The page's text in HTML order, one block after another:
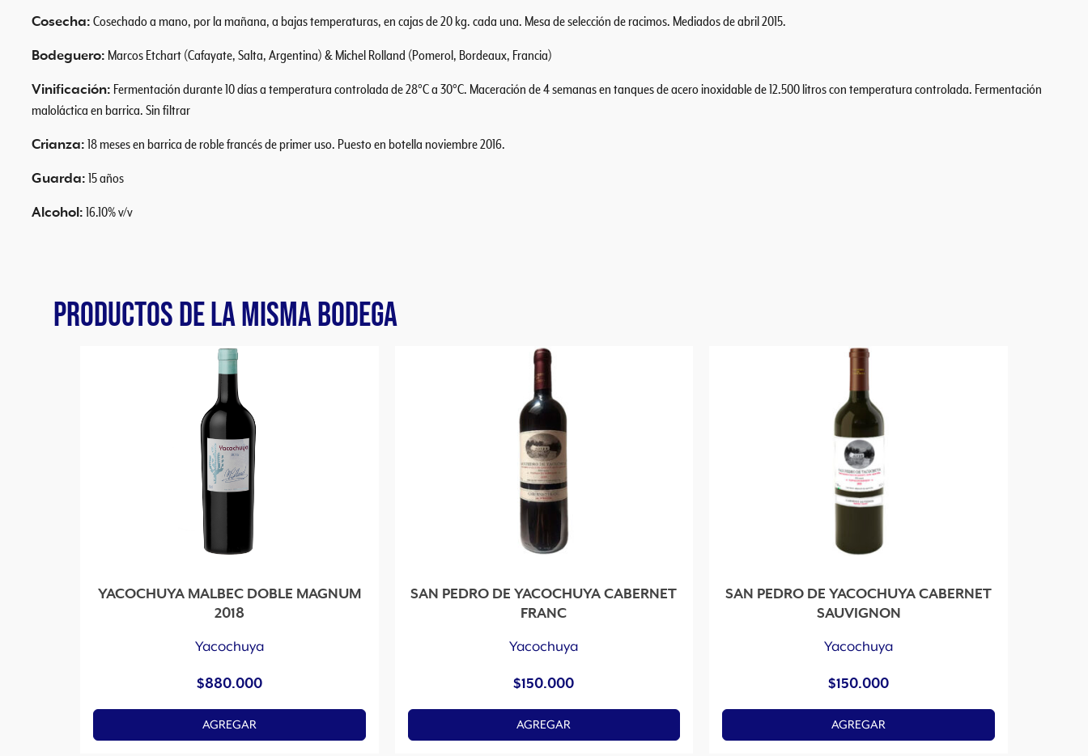
Cosecha: Cosechado a mano, por la mañana, a bajas temperaturas, en cajas de 20 kg. cada una. Mesa de selección de racimos. Mediados de abril 2015.
Bodeguero: Marcos Etchart (Cafayate, Salta, Argentina) & Michel Rolland (Pomerol, Bordeaux, Francia)
Vinificación: Fermentación durante 10 días a temperatura controlada de 28°C a 30°C. Maceración de 4 semanas en tanques de acero inoxidable de 12.500 litros con temperatura controlada. Fermentación
maloláctica en barrica. Sin filtrar
Crianza: 18 meses en barrica de roble francés de primer uso. Puesto en botella noviembre 2016.
Guarda: 15 años
Alcohol: 16.10% v/v
PRODUCTOS DE LA MISMA BODEGA
YACOCHUYA MALBEC DOBLE MAGNUM
2018
Yacochuya
$880.000
AGREGAR
SAN PEDRO DE YACOCHUYA CABERNET
FRANC
Yacochuya
$150.000
AGREGAR
SAN PEDRO DE YACOCHUYA CABERNET
SAUVIGNON
Yacochuya
$150.000
AGREGAR